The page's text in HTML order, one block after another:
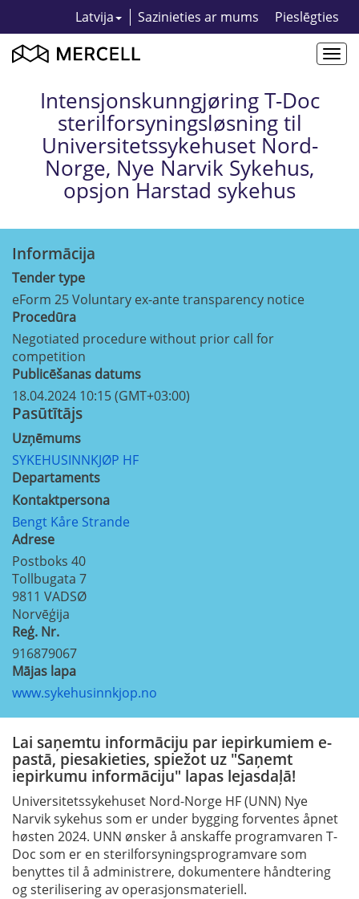
Latvija Sazinieties ar mums Pieslēgties
Intensjonskunngjøring T-Doc
sterilforsyningsløsning til
Universitetssykehuset Nord-
Norge, Nye Narvik Sykehus,
opsjon Harstad sykehus
Informācija
Tender type
eForm 25 Voluntary ex-ante transparency notice
Procedūra
Negotiated procedure without prior call for
competition
Publicēšanas datums
18.04.2024 10:15 (GMT+03:00)
Pasūtītājs
Uzņēmums
SYKEHUSINNKJØP HF
Departaments
Kontaktpersona
Bengt Kåre Strande
Adrese
Postboks 40
Tollbugata 7
9811 VADSØ
Norvēģija
Reģ. Nr.
916879067
Mājas lapa
www.sykehusinnkjop.no
Lai saņemtu informāciju par iepirkumiem e-
pastā, piesakieties, spiežot uz "Saņemt
iepirkumu informāciju" lapas lejasdaļā!
Universitetssykehuset Nord-Norge HF (UNN) Nye
Narvik sykehus som er under bygging forventes åpnet
høsten 2024. UNN ønsker å anskaffe programvaren T-
Doc som er en sterilforsyningsprogramvare som
benyttes til å administrere, dokumentere håndtering
og sterilisering av operasjonsmateriell.